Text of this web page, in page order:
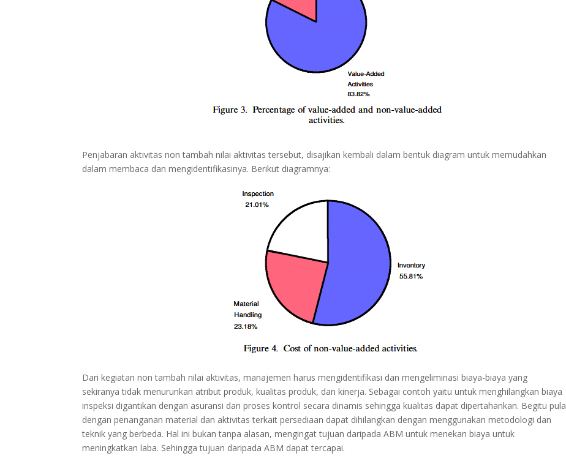
Penjabaran aktivitas non tambah nilai aktivitas tersebut, disajikan kembali dalam bentuk diagram untuk memudahkan
dalam membaca dan mengidentifikasinya. Berikut diagramnya:
Dari kegiatan non tambah nilai aktivitas, manajemen harus mengidentifikasi dan mengeliminasi biaya-biaya yang
sekiranya tidak menurunkan atribut produk, kualitas produk, dan kinerja. Sebagai contoh yaitu untuk menghilangkan biaya
inspeksi digantikan dengan asuransi dan proses kontrol secara dinamis sehingga kualitas dapat dipertahankan. Begitu pula
dengan penanganan material dan aktivitas terkait persediaan dapat dihilangkan dengan menggunakan metodologi dan
teknik yang berbeda. Hal ini bukan tanpa alasan, mengingat tujuan daripada ABM untuk menekan biaya untuk
meningkatkan laba. Sehingga tujuan daripada ABM dapat tercapai.